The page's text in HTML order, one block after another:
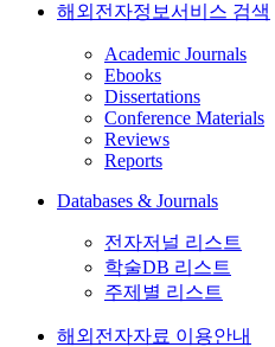
해외전자정보서비스 검색
Academic Journals
Ebooks
Dissertations
Conference Materials
Reviews
Reports
Databases & Journals
전자저널 리스트
학술DB 리스트
주제별 리스트
해외전자자료 이용안내